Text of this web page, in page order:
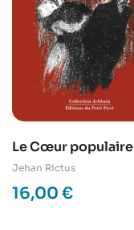
Le Cœur populaire
Jehan Rictus
16,00 €